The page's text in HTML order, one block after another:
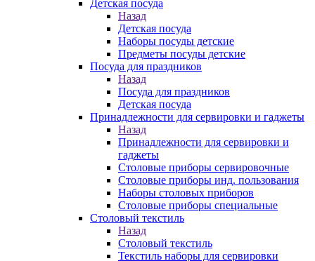
Детская посуда
Назад
Детская посуда
Наборы посуды детские
Предметы посуды детские
Посуда для праздников
Назад
Посуда для праздников
Детская посуда
Принадлежности для сервировки и гаджеты
Назад
Принадлежности для сервировки и
гаджеты
Столовые приборы сервировочные
Столовые приборы инд. пользования
Наборы столовых приборов
Столовые приборы специальные
Столовый текстиль
Назад
Столовый текстиль
Текстиль наборы для сервировки